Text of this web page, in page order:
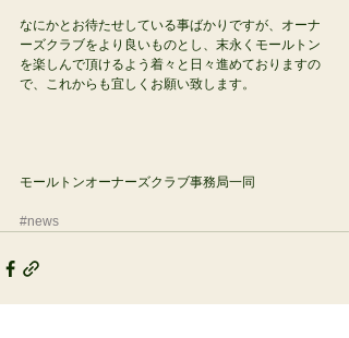
なにかとお待たせしている事ばかりですが、オーナ
ーズクラブをより良いものとし、末永くモールトン
を楽しんで頂けるよう着々と日々進めておりますの
で、これからも宜しくお願い致します。
モールトンオーナーズクラブ事務局一同
#news